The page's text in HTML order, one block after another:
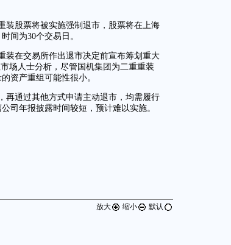
装股票将被实施强制退市，股票将在上海
间为30个交易日。
装在交易所作出退市决定前宣布筹划重大
场人士分析，尽管国机集团为二重重装
资产重组可能性很小。
再通过其他方式申请主动退市，均需履行
司年报披露时间较短，预计难以实施。
放大 缩小 默认